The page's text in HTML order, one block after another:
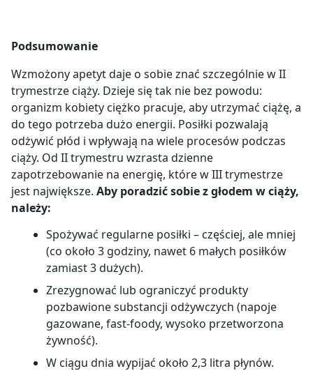
Podsumowanie
Wzmożony apetyt daje o sobie znać szczególnie w II
trymestrze ciąży. Dzieje się tak nie bez powodu:
organizm kobiety ciężko pracuje, aby utrzymać ciążę, a
do tego potrzeba dużo energii. Posiłki pozwalają
odżywić płód i wpływają na wiele procesów podczas
ciąży. Od II trymestru wzrasta dzienne
zapotrzebowanie na energię, które w III trymestrze
jest największe. Aby poradzić sobie z głodem w ciąży,
należy:
Spożywać regularne posiłki – częściej, ale mniej
(co około 3 godziny, nawet 6 małych posiłków
zamiast 3 dużych).
Zrezygnować lub ograniczyć produkty
pozbawione substancji odżywczych (napoje
gazowane, fast-foody, wysoko przetworzona
żywność).
W ciągu dnia wypijać około 2,3 litra płynów.